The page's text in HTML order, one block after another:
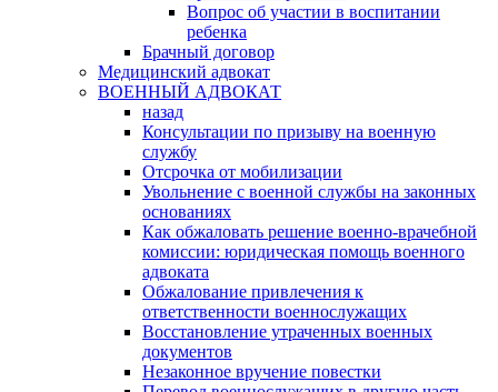
Вопрос об участии в воспитании
ребенка
Брачный договор
Медицинский адвокат
ВОЕННЫЙ АДВОКАТ
назад
Консультации по призыву на военную
службу
Отсрочка от мобилизации
Увольнение с военной службы на законных
основаниях
Как обжаловать решение военно-врачебной
комиссии: юридическая помощь военного
адвоката
Обжалование привлечения к
ответственности военнослужащих
Восстановление утраченных военных
документов
Незаконное вручение повестки